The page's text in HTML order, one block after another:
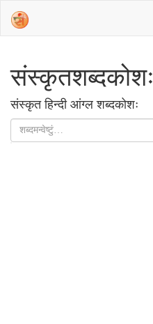
संस्‍कृतशब्‍दकोशः
संस्‍कृत हिन्‍दी आंग्‍ल शब्‍दकोशः